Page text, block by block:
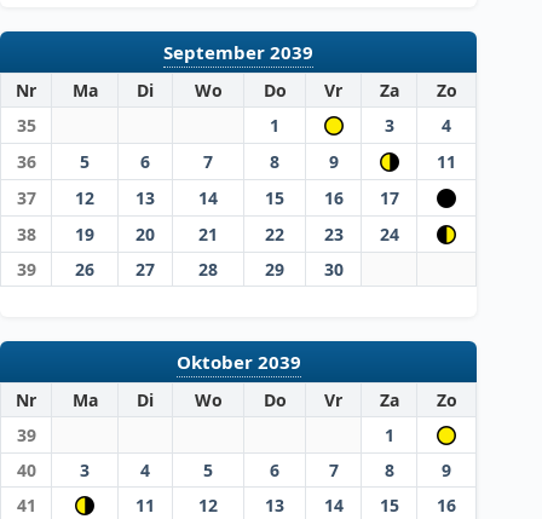
September 2039
Nr Ma Di Wo Do Vr Za
Zo
35
1 3
4
36
5 6 7 8 9
11
37
12 13 14 15 16
17
38
19 20 21 22 23
24
39
26 27 28 29 30
Oktober 2039
Nr Ma Di Wo Do Vr Za
Zo
39
1
40
3 4 5 6 7 8
9
41
11 12 13 14 15
16